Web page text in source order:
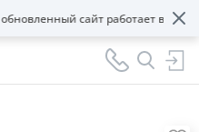
сайт работает в